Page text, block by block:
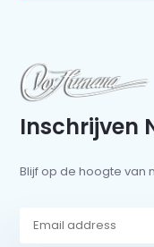
Inschrijven
Blijf op de hoogte van